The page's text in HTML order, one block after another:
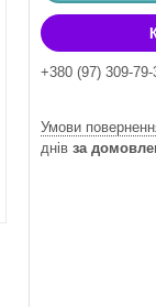
+380 (97) 309-79-
днів за